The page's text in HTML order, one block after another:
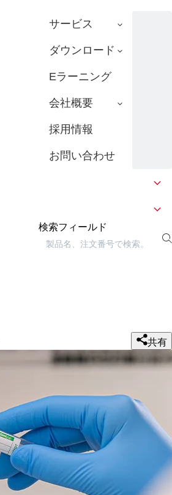
サービス
ダウンロード
Eラーニング
会社概要
採用情報
お問い合わせ
検索フィールド
共有